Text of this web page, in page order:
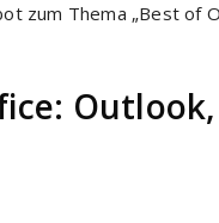
zum Thema „Best of